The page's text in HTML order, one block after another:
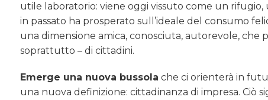
utile laboratorio: viene oggi vissuto come un
in passato ha prosperato sull’ideale del consumo
una dimensione amica, conosciuta, autorevole,
soprattutto – di cittadini.
Emerge una nuova bussola che ci orienterà in
una nuova definizione: cittadinanza di impresa. Ciò